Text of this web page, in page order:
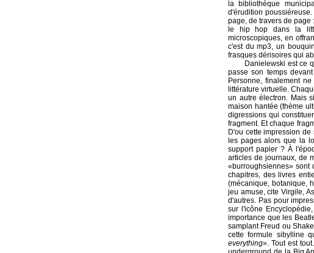
la bibliothèque
d'érudition
page, de travers de page
le hip hop dans la
microscopiques, en
c'est du mp3, un
frasques dérisoires qui
Danielewski est ce
passe son temps
Personne, finalement
littérature virtuelle.
un autre électron. Mais
maison hantée (thème
digressions qui
fragment. Et chaque
D'ou cette impression
les pages alors que la
support papier ? À
articles de journaux, de
«burroughsiennes» sont
chapitres, des livres
(mécanique, botanique,
jeu amuse, cite Virgile,
d'autres. Pas pour
sur l'icône
importance que les
samplant Freud ou
cette formule sibylline
everything». Tout est